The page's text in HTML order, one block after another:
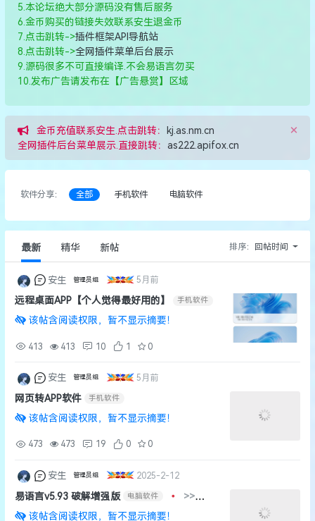
5.本论坛绝大部分源码没有售后服务
6.金币购买的链接失效联系安生退金币
7.点击跳转->插件框架API导航站
8.点击跳转->全网插件菜单后台展示
9.源码很多不可直接编译.不会易语言勿买
10.发布广告请发布在【广告悬赏】区域
金币充值联系安生.点击跳转：
kj.as.nm.cn
全网插件后台菜单展示.直接跳转： as222.apifox.cn
×
软件分享： 全部 手机软件 电脑软件
最新 精华 新帖 排序： 回帖时间
安生 管理员组 5月前
远程桌面APP【个人觉得最好用的】 手机软件
该帖含阅读权限，暂不显示摘要！
413 413 10 1 0
安生 管理员组 5月前
网页转APP软件 手机软件
该帖含阅读权限，暂不显示摘要！
473 473 19 0 0
安生 管理员组 2025-2-12
易语言v5.93 破解增强版 电脑软件 •
>>
[ 1 2 3 4 5 6 ]
该帖含阅读权限，暂不显示摘要！